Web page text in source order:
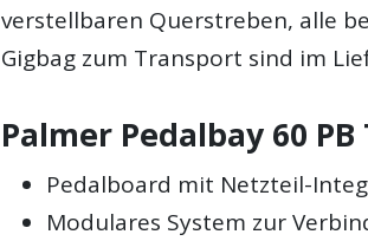
verstellbaren Querstreben, alle
Gigbag zum Transport sind im
Palmer Pedalbay 60
Pedalboard mit Netzteil-
Modulares System zur